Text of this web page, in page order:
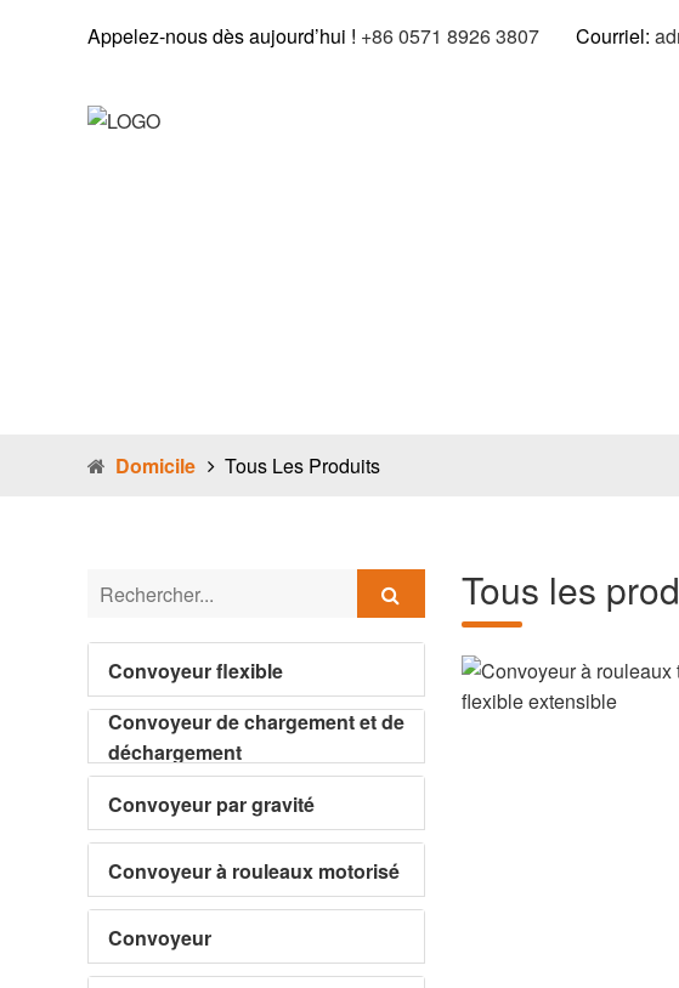
Appelez-nous dès aujourd’hui ! +86 0571 8926 3807 Courriel:
Domicile Tous Les Produits
Tous les
Convoyeur flexible
Convoyeur de chargement et de
déchargement
Convoyeur par gravité
Convoyeur à rouleaux motorisé
Convoyeur